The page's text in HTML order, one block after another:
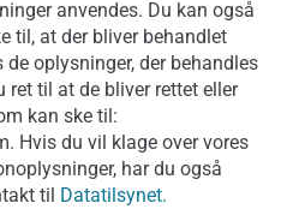
anvendes. Du kan også
til, at der bliver behandlet
oplysninger, der behandles
ret til at de bliver rettet eller
kan ske til:
Hvis du vil klage over vores
har du også
til Datatilsynet.